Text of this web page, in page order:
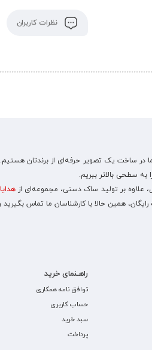
نظرات کاربران
در ساخت یک تصویر حرفه‌ای از برندتان
سطحی بالاتر ببریم.
علاوه بر تولید ساک دستی، مجموعه‌ای از
همین حالا با کارشناسان ما تماس
راهـنمای خرید
توافق نامه همکاری
حساب کاربری
سبد خرید
پرداخت